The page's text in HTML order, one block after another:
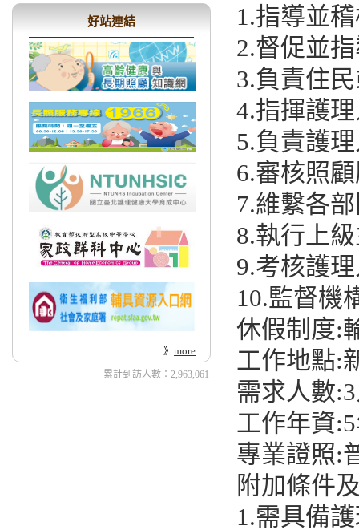
好站連結
》 more
累計到訪人數：2,963,061
1.指導並
2.督促並
3.負責住
4.指揮護
5.負責護
6.審核照
7.維繫各
8.執行上
9.考核護
10.監督機
休假制度:
工作地點:
需求人數
工作年資
專業證照:
附加條件
1.需具備